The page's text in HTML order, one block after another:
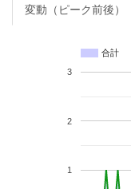
変動（ピーク前後）
合計
1
2
3